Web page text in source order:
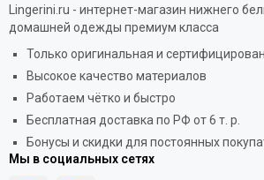
Lingerini.ru - интернет-магазин нижнего
домашней одежды премиум класса
Только оригинальная и
Высокое качество материалов
Работаем чётко и быстро
Бесплатная доставка по РФ от 6 т. р.
Бонусы и скидки для постоянных
Мы в социальных сетях